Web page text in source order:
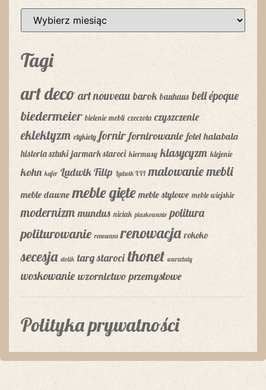
Tagi
art deco art nouveau barok bauhaus bell époque
biedermeier bielenie mebli czeczota czyszczenie
eklektyzm etykiety fornir fornirowanie fotel halabala
historia sztuki jarmark staroci kiermusy klasycyzm klejenie
kohn kufer Ludwik Filip Ludwik XVI malowanie mebli
meble dawne meble gięte meble stylowe meble wiejskie
modernizm mundus niciak piaskowanie politura
politurowanie reneseans renowacja rokoko
secesja stolik targ staroci thonet warsztaty
woskowanie wzornictwo przemysłowe
Polityka prywatności